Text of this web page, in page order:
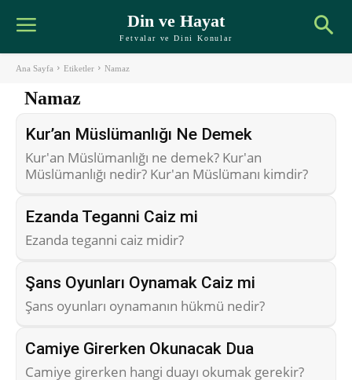
Din ve Hayat
Fetvalar ve Dini Konular
Ana Sayfa Etiketler Namaz
Namaz
Kur’an Müslümanlığı Ne Demek
Kur'an Müslümanlığı ne demek? Kur'an
Müslümanlığı nedir? Kur'an Müslümanı kimdir?
Ezanda Teganni Caiz mi
Ezanda teganni caiz midir?
Şans Oyunları Oynamak Caiz mi
Şans oyunları oynamanın hükmü nedir?
Camiye Girerken Okunacak Dua
Camiye girerken hangi duayı okumak gerekir?